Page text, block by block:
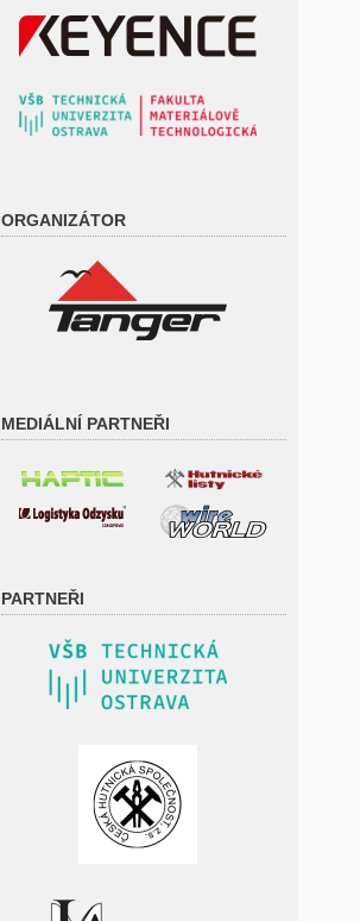
ORGANIZÁTOR
MEDIÁLNÍ PARTNEŘI
PARTNEŘI